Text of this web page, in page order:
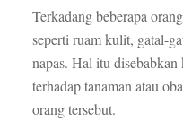
Terkadang beberapa
seperti ruam kulit, gatal-
napas. Hal itu
terhadap tanaman atau
orang tersebut.